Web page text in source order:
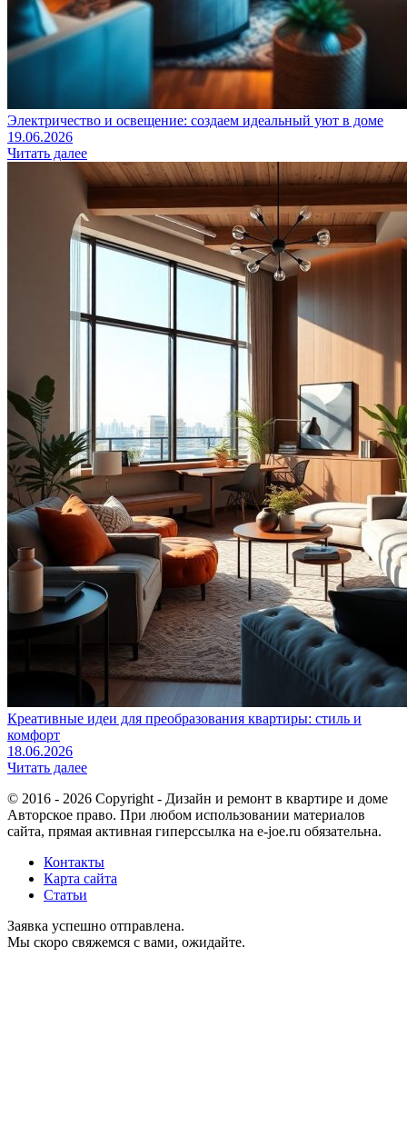
Электричество и освещение: создаем идеальный уют в доме
19.06.2026
Читать далее
Креативные идеи для преобразования квартиры: стиль и
комфорт
18.06.2026
Читать далее
© 2016 - 2026 Copyright - Дизайн и ремонт в квартире и доме
Авторское право. При любом использовании материалов
сайта, прямая активная гиперссылка на e-joe.ru обязательна.
Контакты
Карта сайта
Статьи
Заявка успешно отправлена.
Мы скоро свяжемся с вами, ожидайте.